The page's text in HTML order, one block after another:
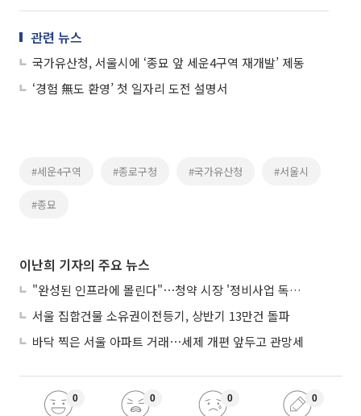
관련 뉴스
국가유산청, 서울시에 ‘종묘 앞 세운4구역 재개발’ 제동
‘경험 無도 환영’ 첫 일자리 도전 설명서
#세운4구역 #종로구청 #국가유산청 #서울시
#종묘
이난희 기자의 주요 뉴스
"완성된 인프라에 몰린다"⋯청약 시장 '정비사업 독주' 42배 격차
서울 집합건물 소유권이전등기, 상반기 13만건 돌파
바닥 찍은 서울 아파트 거래⋯세제 개편 앞두고 관망세
0 0 0 0